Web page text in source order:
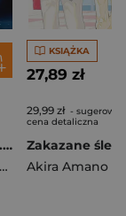
Skała Czarownicy. Czarownica Zora. Tom 5
KSIĄŻKA
27,89 zł
29,99 zł -
cena detaliczna
Akira Amano